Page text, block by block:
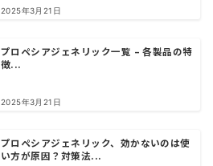
2025年3月21日
プロペシアジェネリック一覧 – 各製品の特
徴...
2025年3月21日
プロペシアジェネリック、効かないのは使
い方が原因？対策法...